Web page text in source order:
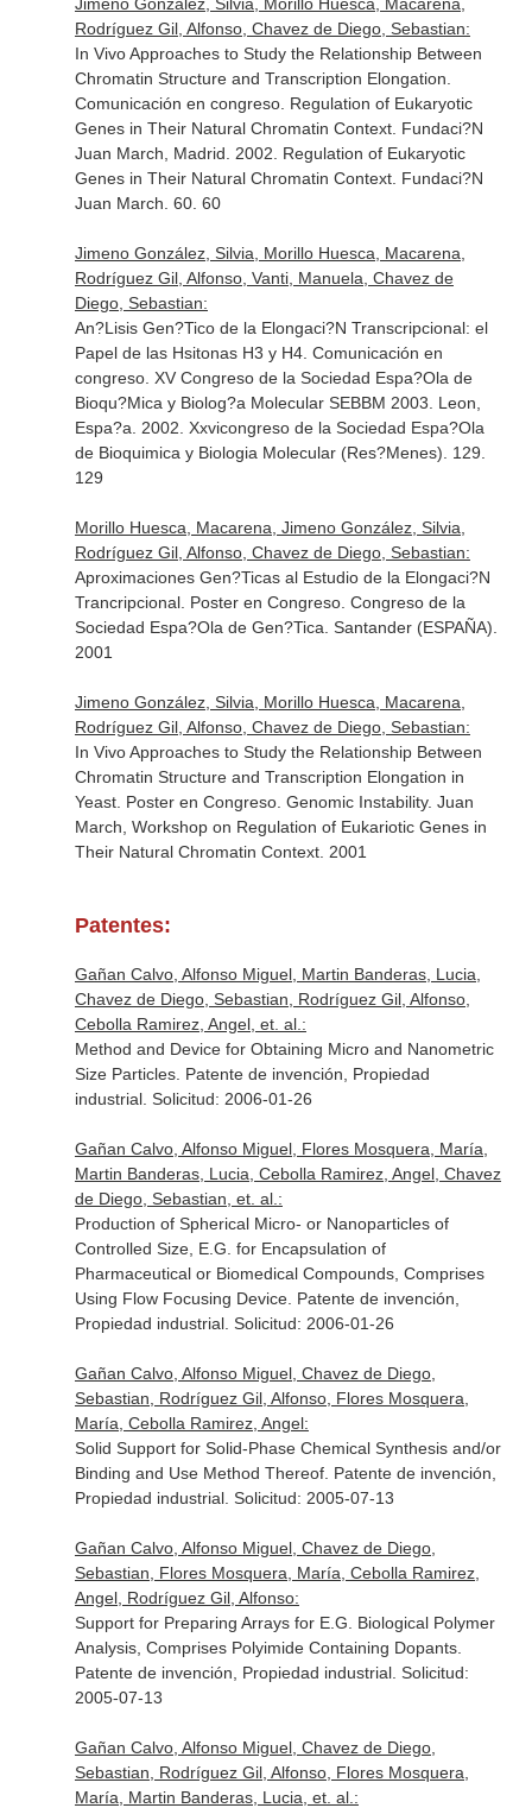
Rodríguez Gil, Alfonso, Chavez de Diego, Sebastian:
In Vivo Approaches to Study the Relationship Between
Chromatin Structure and Transcription Elongation.
Comunicación en congreso. Regulation of Eukaryotic
Genes in Their Natural Chromatin Context. Fundaci?N
Juan March, Madrid. 2002. Regulation of Eukaryotic
Genes in Their Natural Chromatin Context. Fundaci?N
Juan March. 60. 60
Jimeno González, Silvia, Morillo Huesca, Macarena,
Rodríguez Gil, Alfonso, Vanti, Manuela, Chavez de
Diego, Sebastian:
An?Lisis Gen?Tico de la Elongaci?N Transcripcional: el
Papel de las Hsitonas H3 y H4. Comunicación en
congreso. XV Congreso de la Sociedad Espa?Ola de
Bioqu?Mica y Biolog?a Molecular SEBBM 2003. Leon,
Espa?a. 2002. Xxvicongreso de la Sociedad Espa?Ola
de Bioquimica y Biologia Molecular (Res?Menes). 129.
129
Morillo Huesca, Macarena, Jimeno González, Silvia,
Rodríguez Gil, Alfonso, Chavez de Diego, Sebastian:
Aproximaciones Gen?Ticas al Estudio de la Elongaci?N
Trancripcional. Poster en Congreso. Congreso de la
Sociedad Espa?Ola de Gen?Tica. Santander (ESPAÑA).
2001
Jimeno González, Silvia, Morillo Huesca, Macarena,
Rodríguez Gil, Alfonso, Chavez de Diego, Sebastian:
In Vivo Approaches to Study the Relationship Between
Chromatin Structure and Transcription Elongation in
Yeast. Poster en Congreso. Genomic Instability. Juan
March, Workshop on Regulation of Eukariotic Genes in
Their Natural Chromatin Context. 2001
Patentes:
Gañan Calvo, Alfonso Miguel, Martin Banderas, Lucia,
Chavez de Diego, Sebastian, Rodríguez Gil, Alfonso,
Cebolla Ramirez, Angel, et. al.:
Method and Device for Obtaining Micro and Nanometric
Size Particles. Patente de invención, Propiedad
industrial. Solicitud: 2006-01-26
Gañan Calvo, Alfonso Miguel, Flores Mosquera, María,
Martin Banderas, Lucia, Cebolla Ramirez, Angel, Chavez
de Diego, Sebastian, et. al.:
Production of Spherical Micro- or Nanoparticles of
Controlled Size, E.G. for Encapsulation of
Pharmaceutical or Biomedical Compounds, Comprises
Using Flow Focusing Device. Patente de invención,
Propiedad industrial. Solicitud: 2006-01-26
Gañan Calvo, Alfonso Miguel, Chavez de Diego,
Sebastian, Rodríguez Gil, Alfonso, Flores Mosquera,
María, Cebolla Ramirez, Angel:
Solid Support for Solid-Phase Chemical Synthesis and/or
Binding and Use Method Thereof. Patente de invención,
Propiedad industrial. Solicitud: 2005-07-13
Gañan Calvo, Alfonso Miguel, Chavez de Diego,
Sebastian, Flores Mosquera, María, Cebolla Ramirez,
Angel, Rodríguez Gil, Alfonso:
Support for Preparing Arrays for E.G. Biological Polymer
Analysis, Comprises Polyimide Containing Dopants.
Patente de invención, Propiedad industrial. Solicitud:
2005-07-13
Gañan Calvo, Alfonso Miguel, Chavez de Diego,
Sebastian, Rodríguez Gil, Alfonso, Flores Mosquera,
María, Martin Banderas, Lucia, et. al.: